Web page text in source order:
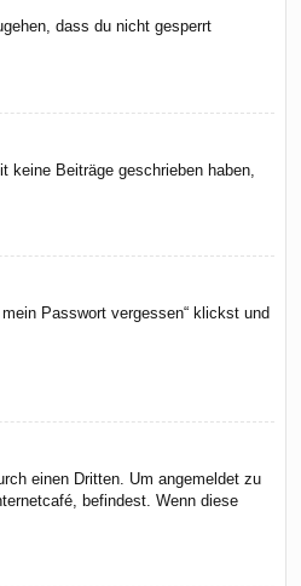
dass du nicht gesperrt
Beiträge geschrieben haben,
Passwort vergessen“ klickst und
einen Dritten. Um angemeldet zu
befindest. Wenn diese